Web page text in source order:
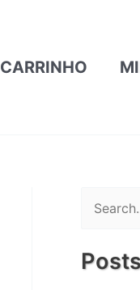
CARRINHO
s